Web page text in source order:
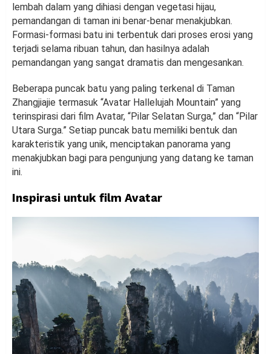
lembah dalam yang dihiasi dengan vegetasi hijau,
pemandangan di taman ini benar-benar menakjubkan.
Formasi-formasi batu ini terbentuk dari proses erosi yang
terjadi selama ribuan tahun, dan hasilnya adalah
pemandangan yang sangat dramatis dan mengesankan.
Beberapa puncak batu yang paling terkenal di Taman
Zhangjiajie termasuk “Avatar Hallelujah Mountain” yang
terinspirasi dari film Avatar, “Pilar Selatan Surga,” dan “Pilar
Utara Surga.” Setiap puncak batu memiliki bentuk dan
karakteristik yang unik, menciptakan panorama yang
menakjubkan bagi para pengunjung yang datang ke taman
ini.
Inspirasi untuk film Avatar